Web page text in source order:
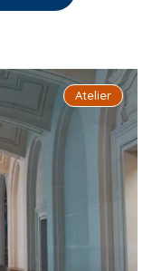
Atelier